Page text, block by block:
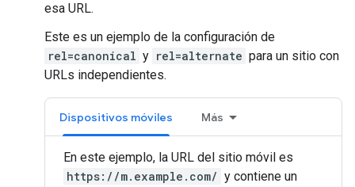
esa URL.
Este es un ejemplo de la configuración de
rel=canonical y rel=alternate para un sitio con
URLs independientes.
Dispositivos móviles Más
En este ejemplo, la URL del sitio móvil es
https://m.example.com/ y contiene un